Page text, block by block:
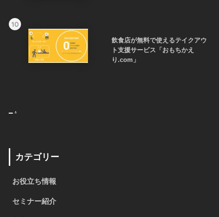
10
飲食店が無料で使えるテイクアウ
ト支援サービス「おもちかえ
り.com」
.
カテゴリー
お役立ち情報
セミナー紹介